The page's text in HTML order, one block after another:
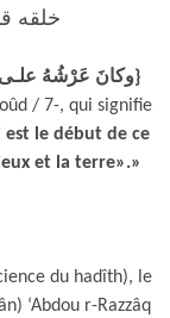
خلقه
/ 7-, qui signifie
est le début de ce
et la terre».»
du hadîth), le
‘Abdou r-Razzâq